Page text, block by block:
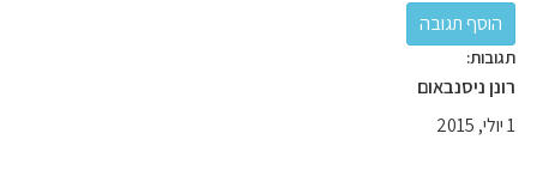
תגובות:
רונן ניסנבאום
1 יולי, 2015